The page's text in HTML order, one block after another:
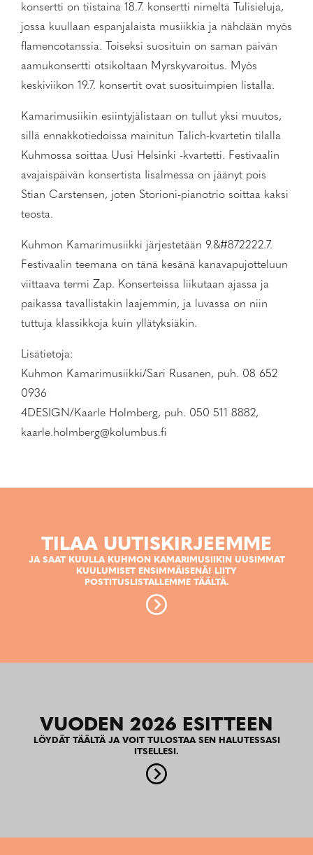
konsertti on tiistaina 18.7. konsertti nimeltä Tulisieluja,
jossa kuullaan espanjalaista musiikkia ja nähdään myös
flamencotanssia. Toiseksi suosituin on saman päivän
aamukonsertti otsikoltaan Myrskyvaroitus. Myös
keskiviikon 19.7. konsertit ovat suosituimpien listalla.
Kamarimusiikin esiintyjälistaan on tullut yksi muutos,
sillä ennakkotiedoissa mainitun Talich-kvartetin tilalla
Kuhmossa soittaa Uusi Helsinki -kvartetti. Festivaalin
avajaispäivän konsertista Iisalmessa on jäänyt pois
Stian Carstensen, joten Storioni-pianotrio soittaa kaksi
teosta.
Kuhmon Kamarimusiikki järjestetään 9.&#872222.7.
Festivaalin teemana on tänä kesänä kanavapujotteluun
viittaava termi Zap. Konserteissa liikutaan ajassa ja
paikassa tavallistakin laajemmin, ja luvassa on niin
tuttuja klassikkoja kuin yllätyksiäkin.
Lisätietoja:
Kuhmon Kamarimusiikki/Sari Rusanen, puh. 08 652
0936
4DESIGN/Kaarle Holmberg, puh. 050 511 8882,
kaarle.holmberg@kolumbus.fi
TILAA UUTISKIRJEEMME
JA SAAT KUULLA KUHMON KAMARIMUSIIKIN UUSIMMAT
KUULUMISET ENSIMMÄISENÄ! LIITY
POSTITUSLISTALLEMME TÄÄLTÄ.
VUODEN 2026 ESITTEEN
LÖYDÄT TÄÄLTÄ JA VOIT TULOSTAA SEN HALUTESSASI
ITSELLESI.